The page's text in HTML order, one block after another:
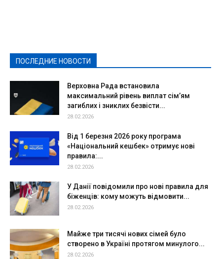
ПОСЛЕДНИЕ НОВОСТИ
Верховна Рада встановила
максимальний рівень виплат сім’ям
загиблих і зниклих безвісти...
28.02.2026
Від 1 березня 2026 року програма
«Національний кешбек» отримує нові
правила:...
28.02.2026
У Данії повідомили про нові правила для
біженців: кому можуть відмовити...
28.02.2026
Майже три тисячі нових сімей було
створено в Україні протягом минулого...
28.02.2026